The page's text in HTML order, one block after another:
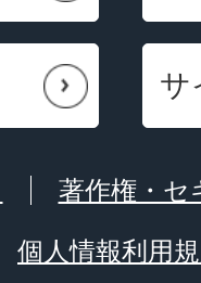
サ
著作権・セ
個人情報利用